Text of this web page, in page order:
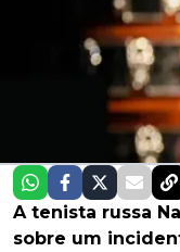
A tenista russa
sobre um